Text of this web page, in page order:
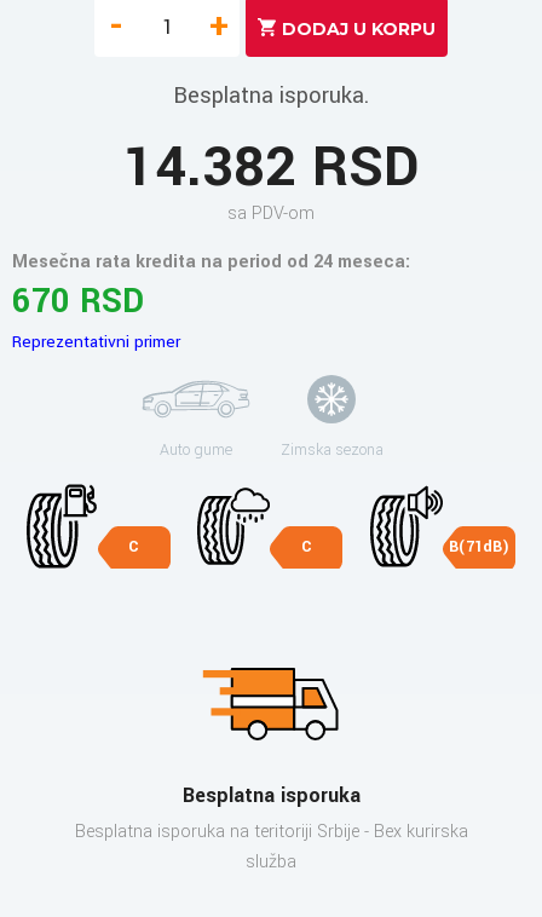
- +
Besplatna isporuka.
14.382 RSD
sa PDV-om
Mesečna rata kredita na period od 24 meseca:
670 RSD
Reprezentativni primer
Auto gume Zimska sezona
C C B(71dB)
Besplatna isporuka
Besplatna isporuka na teritoriji Srbije - Bex kurirska
služba